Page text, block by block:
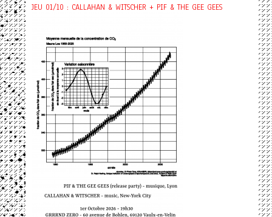
JEU 01/10 : CALLAHAN & WITSCHER + PIF & THE GEE GEES